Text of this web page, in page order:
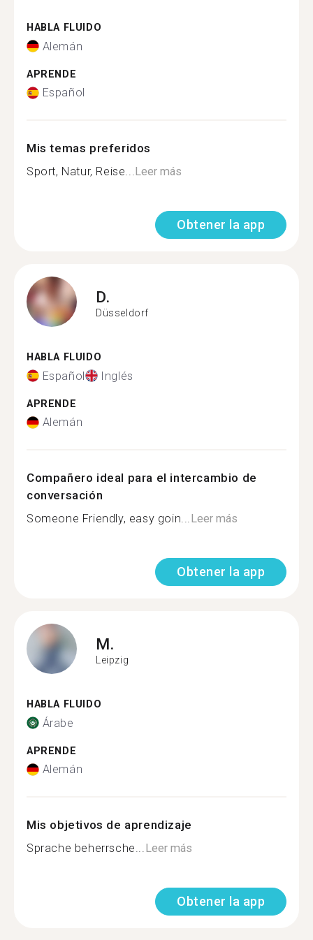
HABLA FLUIDO
Alemán
APRENDE
Español
Mis temas preferidos
Sport, Natur, Reise...Leer más
Obtener la app
D.
Düsseldorf
HABLA FLUIDO
Español Inglés
APRENDE
Alemán
Compañero ideal para el intercambio de
conversación
Someone Friendly, easy goin...Leer más
Obtener la app
M.
Leipzig
HABLA FLUIDO
Árabe
APRENDE
Alemán
Mis objetivos de aprendizaje
Sprache beherrsche...Leer más
Obtener la app